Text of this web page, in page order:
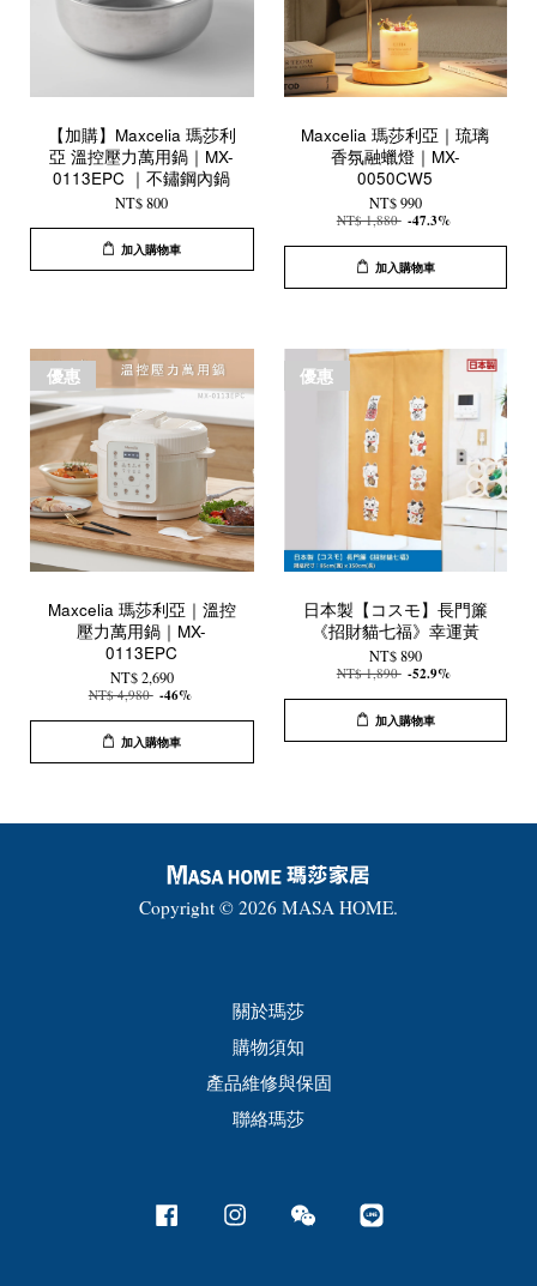
【加購】Maxcelia 瑪莎利
亞 溫控壓力萬用鍋｜MX-
0113EPC ｜不鏽鋼內鍋
NT$ 800
加入購物車
Maxcelia 瑪莎利亞｜琉璃
香氛融蠟燈｜MX-
0050CW5
NT$ 990
NT$ 1,880 -47.3%
加入購物車
優惠
Maxcelia 瑪莎利亞｜溫控
壓力萬用鍋｜MX-
0113EPC
NT$ 2,690
NT$ 4,980 -46%
加入購物車
優惠
日本製【コスモ】長門簾
《招財貓七福》幸運黃
NT$ 890
NT$ 1,890 -52.9%
加入購物車
Copyright © 2026 MASA HOME.
關於瑪莎
購物須知
產品維修與保固
聯絡瑪莎
Facebook Instagram Wechat